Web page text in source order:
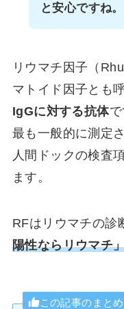
と安心ですね。
リウマチ因子（
マトイド因子とも呼
IgGに対する抗体で
最も一般的に測定
人間ドックの検査
ます。
RFはリウマチの診
陽性ならリウマチ
この記事のまとめ